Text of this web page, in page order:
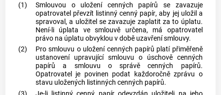
(1) Smlouvou o uložení cenných papírů se zavazuje
opatrovatel převzít listinnýcenný papír, aby jej uložil a
spravoval, a uložitel se zavazuje zaplatit za to úplatu.
Není-li úplata ve smlouvě určena, má opatrovatel
právo na úplatu obvyklou v době uzavření smlouvy.
(2)
Pro smlouvu o uložení cenných papírů platí přiměřeně
ustanovení upravující smlouvu o úschově cenných
papírů a smlouvu o správěcenných papírů.
Opatrovatel je povinen podat každoročně zprávu o
stavu uložených listinných cenných papírů.